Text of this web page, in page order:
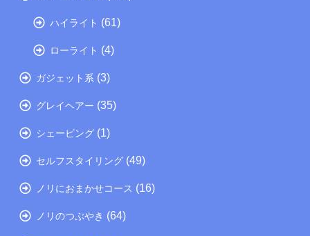
ハイライト (61)
ローライト (4)
ガジェット系 (3)
グレイヘアー (35)
シェービング (1)
セルフスタイリング (49)
ノリにおまかせコース (16)
ノリのつぶやき (64)